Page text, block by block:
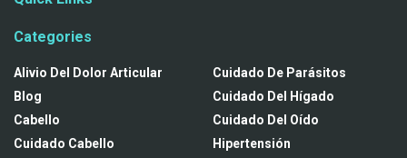
Categories
Alivio Del Dolor Articular
Blog
Cabello
Cuidado Cabello
Cuidado De Parásitos
Cuidado Del Hígado
Cuidado Del Oído
Hipertensión